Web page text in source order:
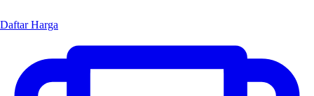
Daftar Harga